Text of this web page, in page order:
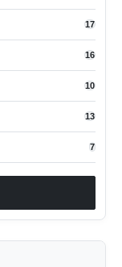
17
16
10
13
7